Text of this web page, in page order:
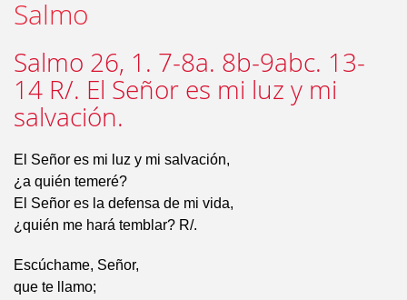
Salmo
Salmo 26, 1. 7-8a. 8b-9abc. 13-
14 R/. El Señor es mi luz y mi
salvación.
El Señor es mi luz y mi salvación,
¿a quién temeré?
El Señor es la defensa de mi vida,
¿quién me hará temblar? R/.
Escúchame, Señor,
que te llamo;